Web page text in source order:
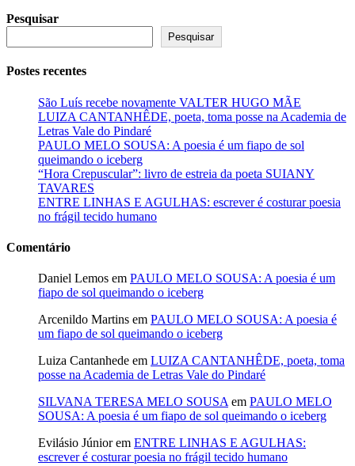
Pesquisar
Pesquisar
Postes recentes
São Luís recebe novamente VALTER HUGO MÃE
LUIZA CANTANHÊDE, poeta, toma posse na Academia de
Letras Vale do Pindaré
PAULO MELO SOUSA: A poesia é um fiapo de sol
queimando o iceberg
“Hora Crepuscular”: livro de estreia da poeta SUIANY
TAVARES
ENTRE LINHAS E AGULHAS: escrever é costurar poesia
no frágil tecido humano
Comentário
Daniel Lemos em PAULO MELO SOUSA: A poesia é um
fiapo de sol queimando o iceberg
Arcenildo Martins em PAULO MELO SOUSA: A poesia é
um fiapo de sol queimando o iceberg
Luiza Cantanhede em LUIZA CANTANHÊDE, poeta, toma
posse na Academia de Letras Vale do Pindaré
SILVANA TERESA MELO SOUSA em PAULO MELO
SOUSA: A poesia é um fiapo de sol queimando o iceberg
Evilásio Júniorem ENTRE LINHAS E AGULHAS:
escrever é costurar poesia no frágil tecido humano